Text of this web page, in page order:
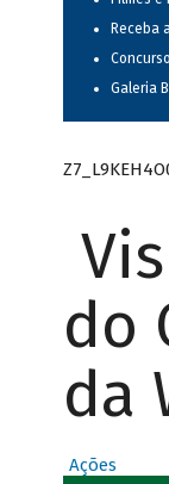
Receba
Galeria
do
da
Ações